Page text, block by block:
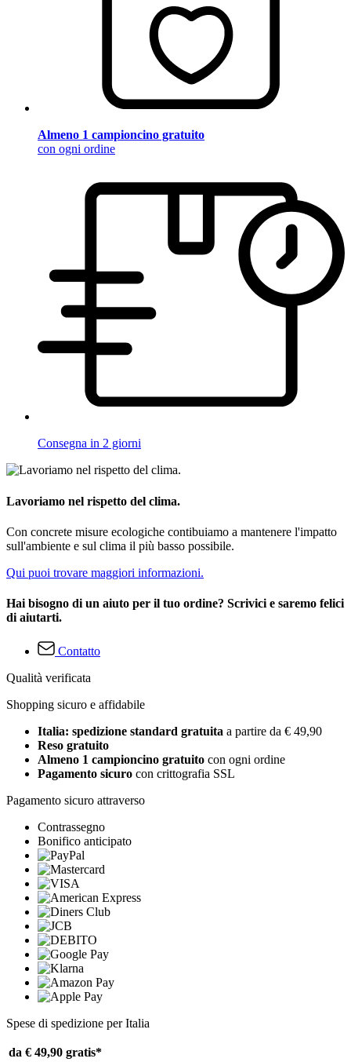
Almeno 1 campioncino gratuito
con ogni ordine
Consegna in 2 giorni
Lavoriamo nel rispetto del clima.
Con concrete misure ecologiche contibuiamo a mantenere l'impatto
sull'ambiente e sul clima il più basso possibile.
Qui puoi trovare maggiori informazioni.
Hai bisogno di un aiuto per il tuo ordine? Scrivici e saremo felici
di aiutarti.
Contatto
Qualità verificata
Shopping sicuro e affidabile
Italia: spedizione standard gratuita a partire da € 49,90
Reso gratuito
Almeno 1 campioncino gratuito con ogni ordine
Pagamento sicuro con crittografia SSL
Pagamento sicuro attraverso
Contrassegno
Bonifico anticipato
Spese di spedizione per Italia
da € 49,90 gratis*